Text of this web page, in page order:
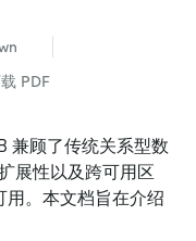
PDF
兼顾了传统关系型数
展性以及跨可用区
。本文档旨在介绍